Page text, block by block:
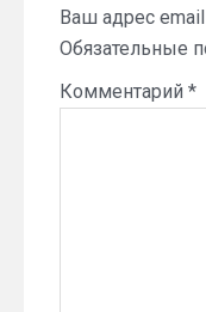
Ваш адрес
Обязательные
Комментарий *